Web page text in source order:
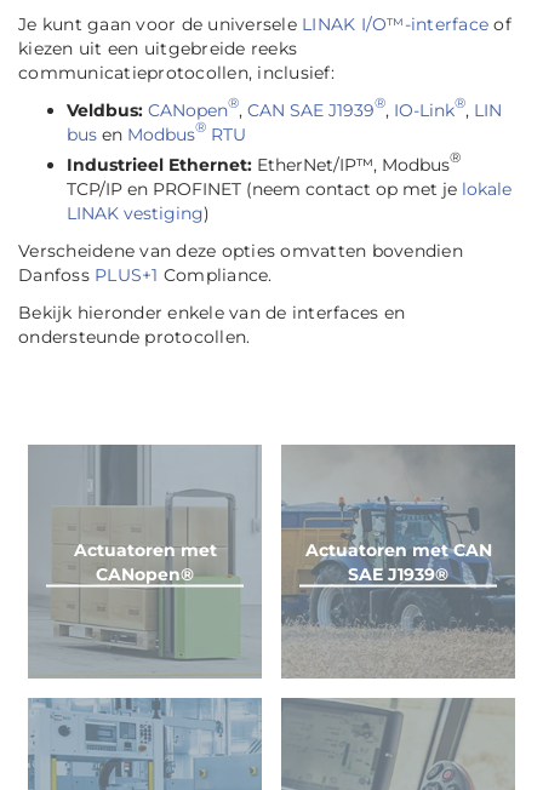
Je kunt gaan voor de universele LINAK I/O™-interface of
kiezen uit een uitgebreide reeks
communicatieprotocollen, inclusief:
Veldbus: CANopen®, CAN SAE J1939®, IO-Link®, LIN
bus en Modbus® RTU
Industrieel Ethernet: EtherNet/IP™, Modbus®
TCP/IP en PROFINET (neem contact op met je lokale
LINAK vestiging)
Verscheidene van deze opties omvatten bovendien
Danfoss PLUS+1 Compliance.
Bekijk hieronder enkele van de interfaces en
ondersteunde protocollen.
Actuatoren met
CANopen®
Actuatoren met CAN
SAE J1939®